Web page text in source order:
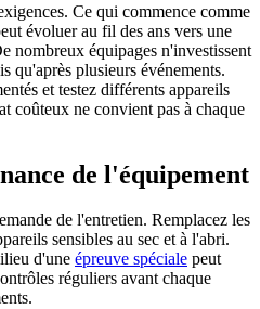
Ce qui commence comme
évoluer au fil des ans vers une
nombreux équipages n'investissent
qu'après plusieurs événements.
et testez différents appareils
coûteux ne convient pas à chaque
de l'équipement
de l'entretien. Remplacez les
sensibles au sec et à l'abri.
d'une épreuve spéciale peut
réguliers avant chaque